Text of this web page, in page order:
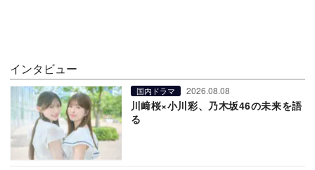
インタビュー
国内ドラマ 2026.08.08
川﨑桜×小川彩、乃木坂46の未来を語
る